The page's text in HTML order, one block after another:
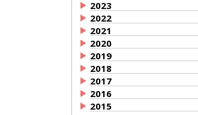
2023
2022
2021
2020
2019
2018
2017
2016
2015